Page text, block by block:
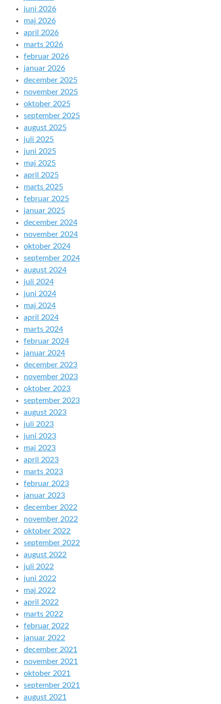
juni 2026
maj 2026
april 2026
marts 2026
februar 2026
januar 2026
december 2025
november 2025
oktober 2025
september 2025
august 2025
juli 2025
juni 2025
maj 2025
april 2025
marts 2025
februar 2025
januar 2025
december 2024
november 2024
oktober 2024
september 2024
august 2024
juli 2024
juni 2024
maj 2024
april 2024
marts 2024
februar 2024
januar 2024
december 2023
november 2023
oktober 2023
september 2023
august 2023
juli 2023
juni 2023
maj 2023
april 2023
marts 2023
februar 2023
januar 2023
december 2022
november 2022
oktober 2022
september 2022
august 2022
juli 2022
juni 2022
maj 2022
april 2022
marts 2022
februar 2022
januar 2022
december 2021
november 2021
oktober 2021
september 2021
august 2021